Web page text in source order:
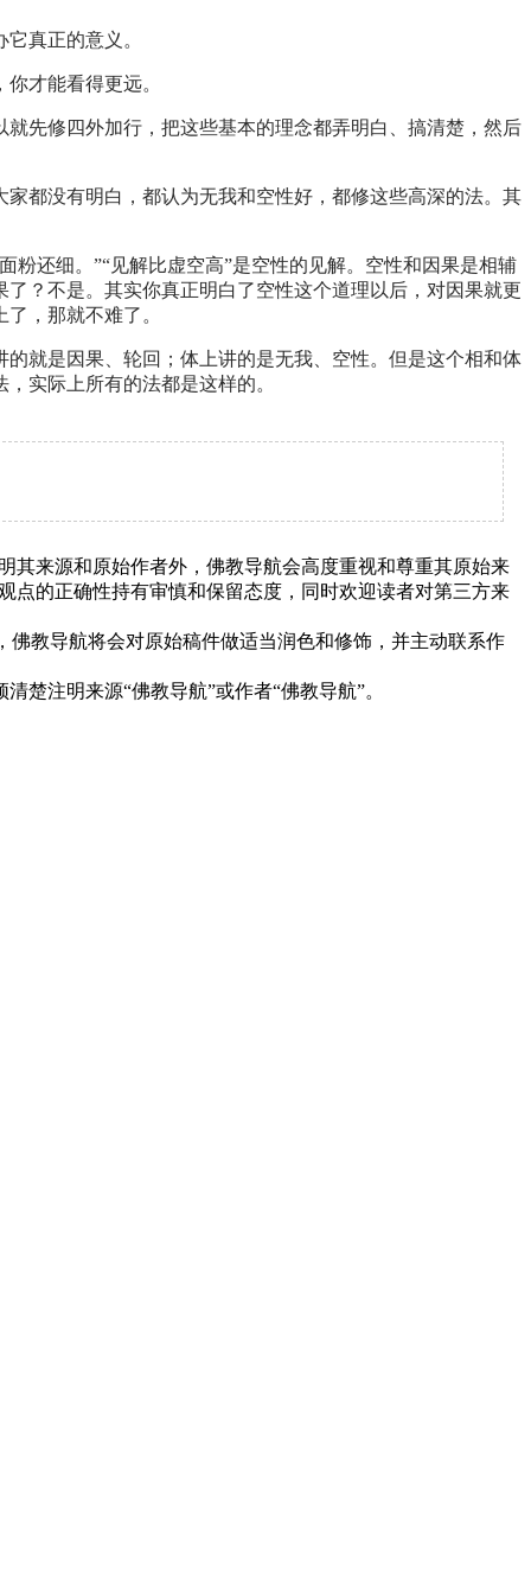
真正的意义。
才能看得更远。
先修四外加行，把这些基本的理念都弄明白、搞清楚，然后
都没有明白，都认为无我和空性好，都修这些高深的法。其
还细。”“见解比虚空高”是空性的见解。空性和因果是相辅
？不是。其实你真正明白了空性这个道理以后，对因果就更
，那就不难了。
就是因果、轮回；体上讲的是无我、空性。但是这个相和体
实际上所有的法都是这样的。
其来源和原始作者外，佛教导航会高度重视和尊重其原始来
点的正确性持有审慎和保留态度，同时欢迎读者对第三方来
教导航将会对原始稿件做适当润色和修饰，并主动联系作
楚注明来源“佛教导航”或作者“佛教导航”。